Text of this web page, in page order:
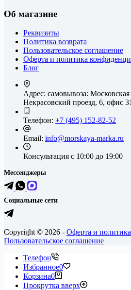
Об магазине
Реквизиты
Политика возврата
Пользовательское соглашение
Оферта и политика
Блог
Адрес: самовывоза:
Некрасовский проезд, 6, офис
Телефон: +7 (495) 152-82-52
Email: info@morskaya-marka.ru
Консультация с 10:00 до 19:00
Мессенджеры
Социальные сети
Copyright © 2026 - Оферта и
Пользовательское соглашение
Телефон
Избранное0
Корзина0
Прокрутка вверх